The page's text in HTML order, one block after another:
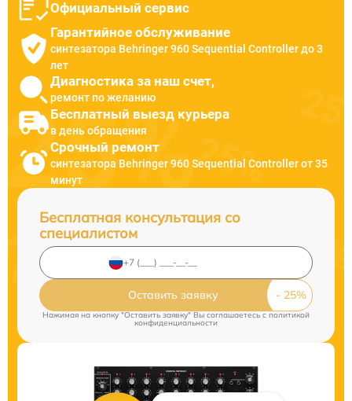
Официальный сервис
Гарантийное обслуживание
синтезатора Behringer 960 Sequential Controller до 3
лет
Диагностика за наш счет,
ремонт по желанию
Бесплатный выезд курьера
в день обращения
Срочный ремонт
синтезатора Behringer 960 Sequential Controller от 35
минут
Бесплатная консультация со
специалистом
Оставить заявку
Нажимая на кнопку "Оставить заявку" Вы соглашаетесь cполитикой
конфиденциальности